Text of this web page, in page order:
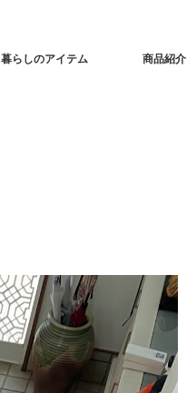
暮らしのアイテム 商品紹介